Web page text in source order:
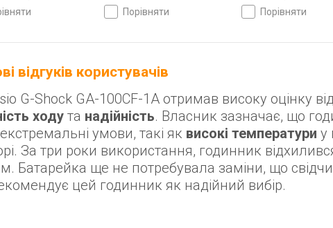
WR 200,
порівняти
висотомір, барометр,
світовий час,
Японія
порівняти
відгуків користувачів
G-Shock GA-100CF-1A отримав високу оцінку
ходу та надійність. Власник зазначає, що
умови, такі як високі температури у
За три роки використання, годинник
Батарейка ще не потребувала заміни, що
цей годинник як надійний вибір.